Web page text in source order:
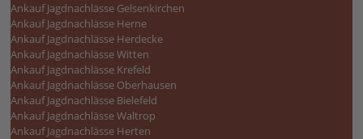
Ankauf Jagdnachlässe Gelsenkirchen
Ankauf Jagdnachlässe Herne
Ankauf Jagdnachlässe Herdecke
Ankauf Jagdnachlässe Witten
Ankauf Jagdnachlässe Krefeld
Ankauf Jagdnachlässe Oberhausen
Ankauf Jagdnachlässe Bielefeld
Ankauf Jagdnachlässe Waltrop
Ankauf Jagdnachlässe Herten